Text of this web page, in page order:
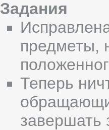
Задания
предметы,
Теперь
завершать